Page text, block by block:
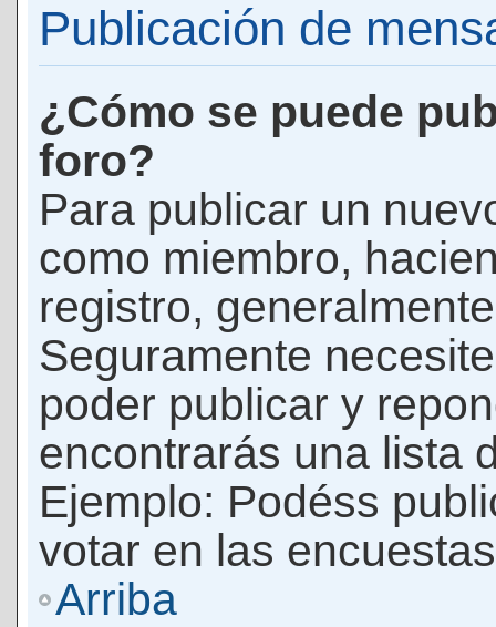
Publicación de
¿Cómo se puede
foro?
Para publicar un
como miembro,
registro,
Seguramente
poder publicar y
encontrarás una lista
Ejemplo: Podéss
votar en las
Arriba